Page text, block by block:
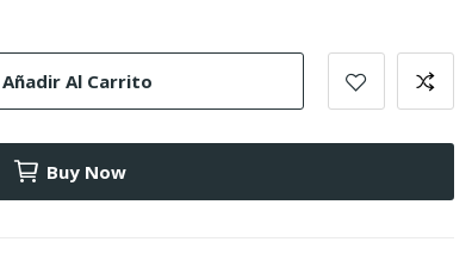
Añadir Al Carrito
Buy Now